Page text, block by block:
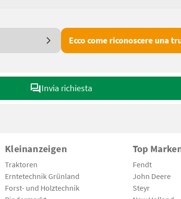
Ecco come riconoscere una
Invia richiesta
Kleinanzeigen
Traktoren
Erntetechnik Grünland
Forst- und Holztechnik
Top
Fendt
John Deere
Steyr